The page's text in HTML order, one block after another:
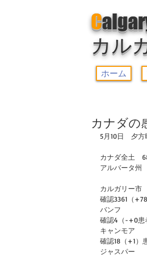
C
カル
ホーム
カナダの
5月10日　夕
カナダ全土　
アルバータ州
カルガリー市
確認3361（
バンフ
確認4（-+0患
キャンモア
確認18（+1）
ジャスパー